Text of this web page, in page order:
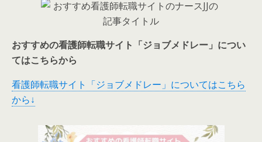
おすすめの看護師転職サイト「ジョブメドレー」につい
てはこちらから
看護師転職サイト「ジョブメドレー」についてはこちら
から↓